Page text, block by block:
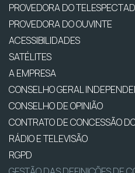
PROVEDORA DO
PROVEDORA DO OUVINTE
ACESSIBILIDADES
SATÉLITES
A EMPRESA
CONSELHO GERAL
CONSELHO DE OPINIÃO
CONTRATO DE CONCESSÃO
RÁDIO E TELEVISÃO
RGPD